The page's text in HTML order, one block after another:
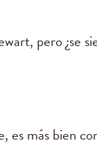
pero ¿se
más bien